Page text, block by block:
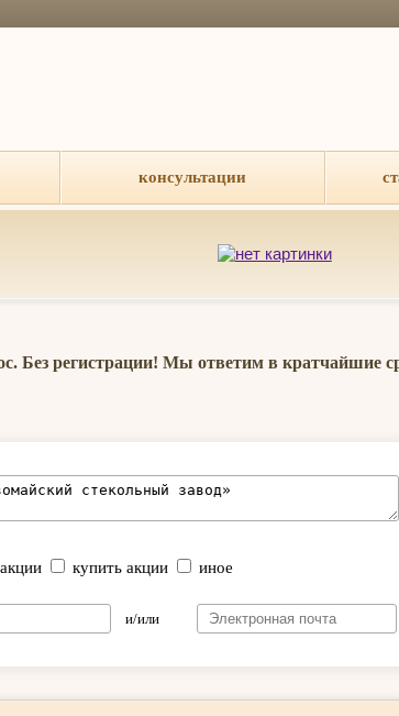
консультации
Без регистрации! Мы ответим в кратчайшие
купить акции иное
и/или